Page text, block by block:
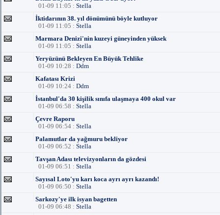
01-09 11:05 : Stella
İktidarının 38. yıl dönümünü böyle kutluyor
01-09 11:05 : Stella
Marmara Denizi'nin kuzeyi güneyinden yüksek
01-09 11:05 : Stella
Yeryüzünü Bekleyen En Büyük Tehlike
01-09 10:28 : Ddm
Kafatası Krizi
01-09 10:24 : Ddm
İstanbul'da 30 kişilik sınıfa ulaşmaya 400 okul var
01-09 06:58 : Stella
Çevre Raporu
01-09 06:54 : Stella
Palamutlar da yağmuru bekliyor
01-09 06:52 : Stella
Tavşan Adası televizyonların da gözdesi
01-09 06:51 : Stella
Sayısal Loto'yu karı koca ayrı ayrı kazandı!
01-09 06:50 : Stella
Sarkozy'ye ilk isyan bagetten
01-09 06:48 : Stella